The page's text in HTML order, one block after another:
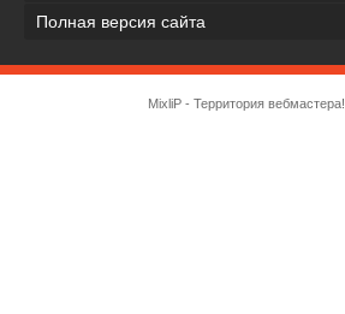
Полная версия сайта
MixliP - Территория